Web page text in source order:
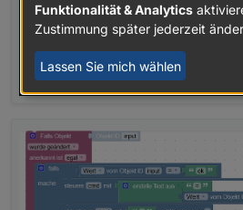
Funktionalität & Analytics
Zustimmung später jederzeit
Lassen Sie mich wählen